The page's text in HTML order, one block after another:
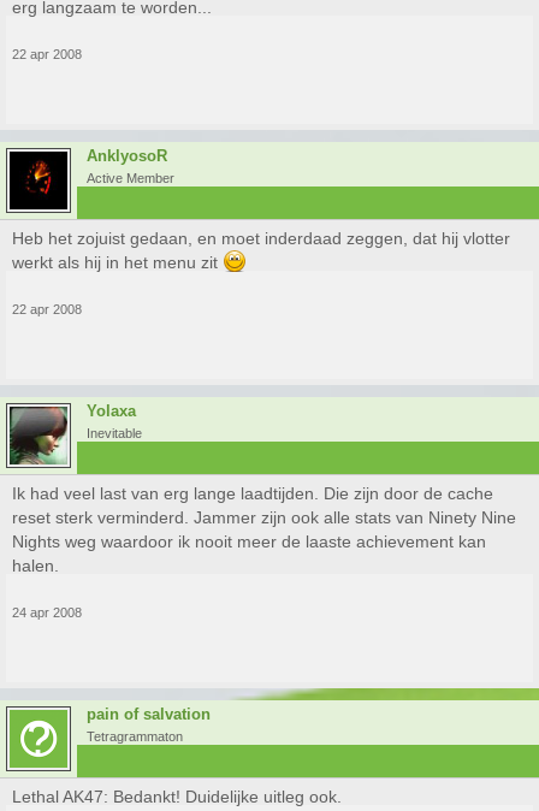
erg langzaam te worden...
22 apr 2008
AnklyosoR
Active Member
Heb het zojuist gedaan, en moet inderdaad zeggen, dat hij vlotter
werkt als hij in het menu zit
22 apr 2008
Yolaxa
Inevitable
Ik had veel last van erg lange laadtijden. Die zijn door de cache
reset sterk verminderd. Jammer zijn ook alle stats van Ninety Nine
Nights weg waardoor ik nooit meer de laaste achievement kan
halen.
24 apr 2008
pain of salvation
Tetragrammaton
Lethal AK47: Bedankt! Duidelijke uitleg ook.